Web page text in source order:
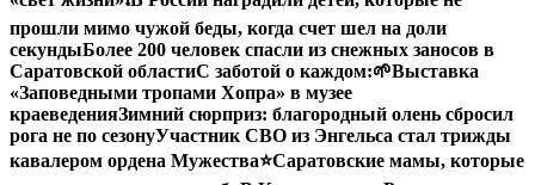
прошли мимо чужой беды, когда счет шел на доли
секундыБолее 200 человек спасли из снежных заносов в
Саратовской областиС заботой о каждом:🌱Выставка
«Заповедными тропами Хопра» в музее
краеведенияЗимний сюрприз: благородный олень сбросил
рога не по сезонуУчастник СВО из Энгельса стал трижды
кавалером ордена Мужества⭐️Саратовские мамы, которые